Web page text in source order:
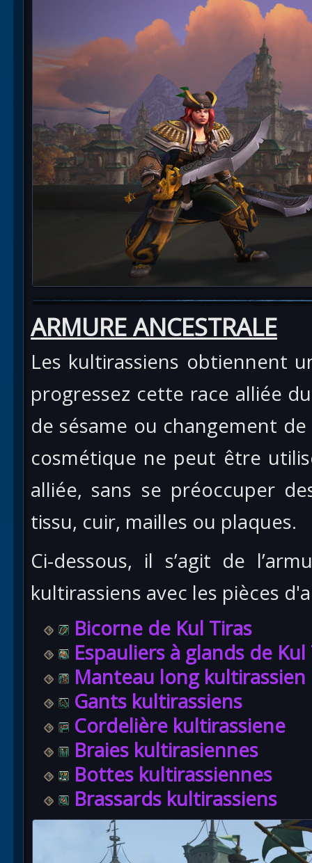
ARMURE ANCESTRALE
Les kultirassiens obtiennent
progressez cette race alliée
de sésame ou changement
cosmétique ne peut être
alliée, sans se préoccuper
tissu, cuir, mailles ou plaques.
Ci-dessous, il s’agit de
kultirassiens avec les pièces
Bicorne de Kul Tiras
Espauliers à glands de Kul
Manteau long kultirassien
Gants kultirassiens
Cordelière kultirassiene
Braies kultirasiennes
Bottes kultirassiennes
Brassards kultirassiens